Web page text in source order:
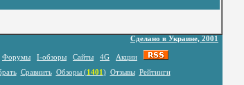
Сделано в Украине, 2001
Форумы I-обзоры Сайты 4G
Акции
Сравнить Обзоры (1401 ) Отзывы Рейтинги